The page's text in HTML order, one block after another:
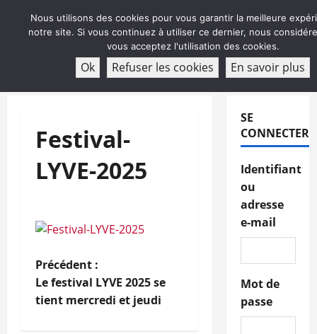
ABONNEMENT
Festival-
LYVE-2025
N
a
Précédent :
Le festival LYVE 2025 se
tient mercredi et jeudi
SE
CONNECTER
Identifiant
ou
adresse
e-mail
Mot de
passe
Nous utilisons des cookies pour vous garantir la meilleure
notre site. Si vous continuez à utiliser ce dernier, nous
vous acceptez l'utilisation des cookies.
Ok Refuser les cookies En savoir plus